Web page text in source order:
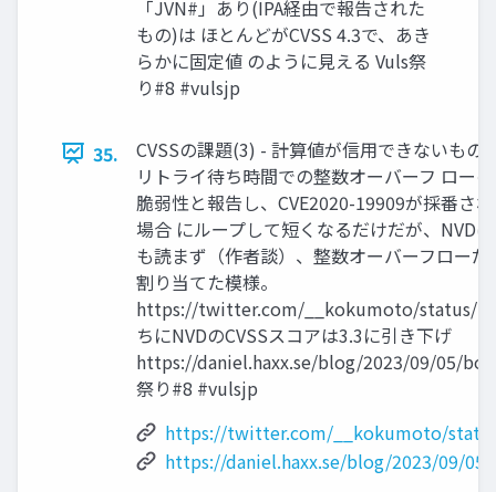
「JVN#」あり(IPA経由で報告された
もの)は ほとんどがCVSS 4.3で、あき
らかに固定値 のように見える Vuls祭
り#8 #vulsjp
35.
CVSSの課題(3) - 計算値が信用できないもの
リトライ待ち時間での整数オーバーフ ロー
脆弱性と報告し、CVE2020-19909が採番さ
場合 にループして短くなるだけだが、NVD
も読まず（作者談）、整数オーバーフローだ
割り当てた模様。
https://twitter.com/__kokumoto/status/
ちにNVDのCVSSスコアは3.3に引き下げ
https://daniel.haxx.se/blog/2023/09/05/
祭り#8 #vulsjp
https://twitter.com/__kokumoto/
https://daniel.haxx.se/blog/2023/09/